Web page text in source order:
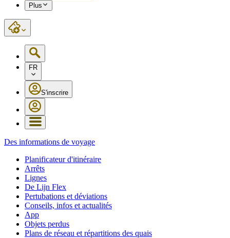
Plus
FR
S'inscrire
Des informations de voyage
Planificateur d'itinéraire
Arrêts
Lignes
De Lijn Flex
Pertubations et déviations
Conseils, infos et actualités
App
Objets perdus
Plans de réseau et répartitions des quais